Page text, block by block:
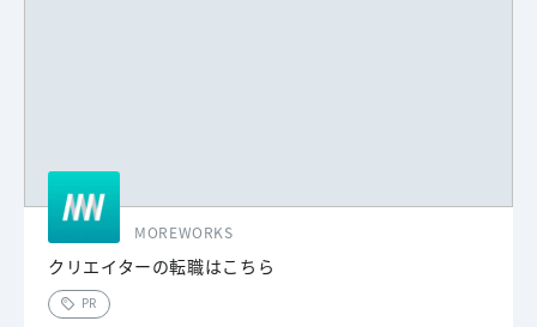
MOREWORKS
クリエイターの転職はこちら
PR